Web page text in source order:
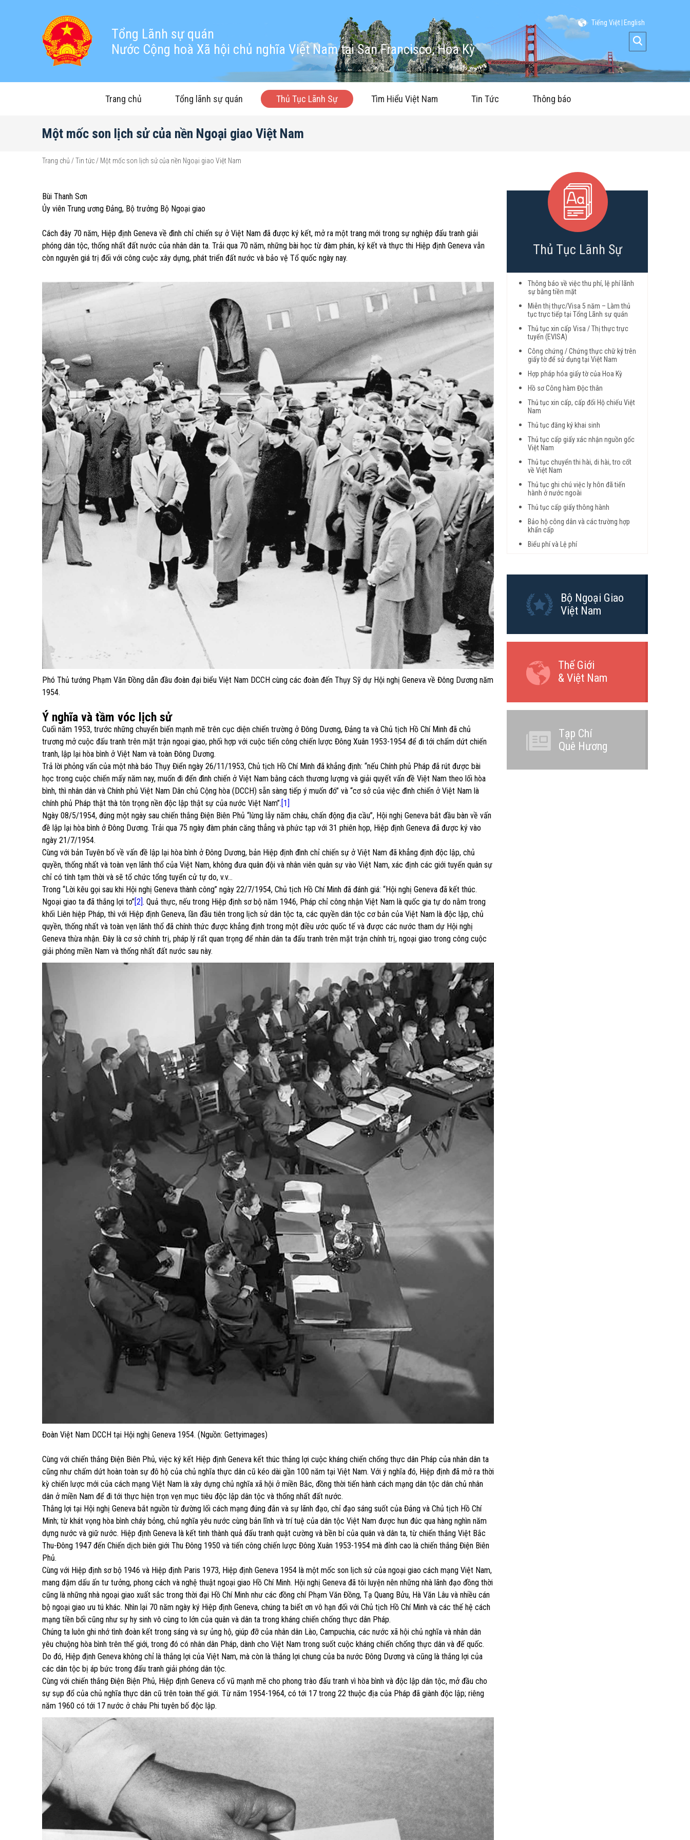
Tổng Lãnh sự quán
Nước Cộng hoà Xã hội chủ nghĩa Việt Nam tại San Francisco, Hoa Kỳ
Tiếng Việt English
Trang chủ Tổng lãnh sự quán Thủ Tục Lãnh Sự Tìm Hiểu Việt Nam Tin Tức Thông báo
Một mốc son lịch sử của nền Ngoại giao Việt Nam
Trang chủ /Tin tức / Một mốc son lịch sử của nền Ngoại giao Việt Nam
Bùi Thanh Sơn
Ủy viên Trung ương Đảng, Bộ trưởng Bộ Ngoại giao
Cách đây 70 năm, Hiệp định Geneva về đình chỉ chiến sự ở Việt Nam đã được ký kết, mở ra một trang mới trong sự nghiệp đấu tranh giải
phóng dân tộc, thống nhất đất nước của nhân dân ta. Trải qua 70 năm, những bài học từ đàm phán, ký kết và thực thi Hiệp định Geneva vẫn
còn nguyên giá trị đối với công cuộc xây dựng, phát triển đất nước và bảo vệ Tổ quốc ngày nay.
Phó Thủ tướng Phạm Văn Đồng dẫn đầu đoàn đại biểu Việt Nam DCCH cùng các đoàn đến Thụy Sỹ dự Hội nghị Geneva về Đông Dương năm
1954.
Ý nghĩa và tầm vóc lịch sử
Cuối năm 1953, trước những chuyển biến mạnh mẽ trên cục diện chiến trường ở Đông Dương, Đảng ta và Chủ tịch Hồ Chí Minh đã chủ
trương mở cuộc đấu tranh trên mặt trận ngoại giao, phối hợp với cuộc tiến công chiến lược Đông Xuân 1953-1954 để đi tới chấm dứt chiến
tranh, lập lại hòa bình ở Việt Nam và toàn Đông Dương.
Trả lời phỏng vấn của một nhà báo Thụy Điển ngày 26/11/1953, Chủ tịch Hồ Chí Minh đã khẳng định: “nếu Chính phủ Pháp đã rút được bài
học trong cuộc chiến mấy năm nay, muốn đi đến đình chiến ở Việt Nam bằng cách thương lượng và giải quyết vấn đề Việt Nam theo lối hòa
bình, thì nhân dân và Chính phủ Việt Nam Dân chủ Cộng hòa (DCCH) sẵn sàng tiếp ý muốn đó” và “cơ sở của việc đình chiến ở Việt Nam là
chính phủ Pháp thật thà tôn trọng nền độc lập thật sự của nước Việt Nam”. [1]
Ngày 08/5/1954, đúng một ngày sau chiến thắng Điện Biên Phủ “lừng lẫy năm châu, chấn động địa cầu”, Hội nghị Geneva bắt đầu bàn về vấn
đề lập lại hòa bình ở Đông Dương. Trải qua 75 ngày đàm phán căng thẳng và phức tạp với 31 phiên họp, Hiệp định Geneva đã được ký vào
ngày 21/7/1954.
Cùng với bản Tuyên bố về vấn đề lập lại hòa bình ở Đông Dương, bản Hiệp định đình chỉ chiến sự ở Việt Nam đã khẳng định độc lập, chủ
quyền, thống nhất và toàn vẹn lãnh thổ của Việt Nam, không đưa quân đội và nhân viên quân sự vào Việt Nam, xác định các giới tuyến quân sự
chỉ có tính tạm thời và sẽ tổ chức tổng tuyển cử tự do, v.v…
Trong “Lời kêu gọi sau khi Hội nghị Geneva thành công” ngày 22/7/1954, Chủ tịch Hồ Chí Minh đã đánh giá: “Hội nghị Geneva đã kết thúc.
Ngoại giao ta đã thắng lợi to” [2] . Quả thực, nếu trong Hiệp định sơ bộ năm 1946, Pháp chỉ công nhận Việt Nam là quốc gia tự do nằm trong
khối Liên hiệp Pháp, thì với Hiệp định Geneva, lần đầu tiên trong lịch sử dân tộc ta, các quyền dân tộc cơ bản của Việt Nam là độc lập, chủ
quyền, thống nhất và toàn vẹn lãnh thổ đã chính thức được khẳng định trong một điều ước quốc tế và được các nước tham dự Hội nghị
Geneva thừa nhận. Đây là cơ sở chính trị, pháp lý rất quan trọng để nhân dân ta đấu tranh trên mặt trận chính trị, ngoại giao trong công cuộc
giải phóng miền Nam và thống nhất đất nước sau này.
Đoàn Việt Nam DCCH tại Hội nghị Geneva 1954. (Nguồn: Gettyimages)
Cùng với chiến thắng Điện Biên Phủ, việc ký kết Hiệp định Geneva kết thúc thắng lợi cuộc kháng chiến chống thực dân Pháp của nhân dân ta
cũng như chấm dứt hoàn toàn sự đô hộ của chủ nghĩa thực dân cũ kéo dài gần 100 năm tại Việt Nam. Với ý nghĩa đó, Hiệp định đã mở ra thời
kỳ chiến lược mới của cách mạng Việt Nam là xây dựng chủ nghĩa xã hội ở miền Bắc, đồng thời tiến hành cách mạng dân tộc dân chủ nhân
dân ở miền Nam để đi tới thực hiện trọn vẹn mục tiêu độc lập dân tộc và thống nhất đất nước.
Thắng lợi tại Hội nghị Geneva bắt nguồn từ đường lối cách mạng đúng đắn và sự lãnh đạo, chỉ đạo sáng suốt của Đảng và Chủ tịch Hồ Chí
Minh; từ khát vọng hòa bình cháy bỏng, chủ nghĩa yêu nước cùng bản lĩnh và trí tuệ của dân tộc Việt Nam được hun đúc qua hàng nghìn năm
dựng nước và giữ nước. Hiệp định Geneva là kết tinh thành quả đấu tranh quật cường và bền bỉ của quân và dân ta, từ chiến thắng Việt Bắc
Thu-Đông 1947 đến Chiến dịch biên giới Thu Đông 1950 và tiến công chiến lược Đông Xuân 1953-1954 mà đỉnh cao là chiến thắng Điện Biên
Phủ.
Cùng với Hiệp định sơ bộ 1946 và Hiệp định Paris 1973, Hiệp định Geneva 1954 là một mốc son lịch sử của ngoại giao cách mạng Việt Nam,
mang đậm dấu ấn tư tưởng, phong cách và nghệ thuật ngoại giao Hồ Chí Minh. Hội nghị Geneva đã tôi luyện nên những nhà lãnh đạo đồng thời
cũng là những nhà ngoại giao xuất sắc trong thời đại Hồ Chí Minh như các đồng chí Phạm Văn Đồng, Tạ Quang Bửu, Hà Văn Lâu và nhiều cán
bộ ngoại giao ưu tú khác. Nhìn lại 70 năm ngày ký Hiệp định Geneva, chúng ta biết ơn vô hạn đối với Chủ tịch Hồ Chí Minh và các thế hệ cách
mạng tiền bối cũng như sự hy sinh vô cùng to lớn của quân và dân ta trong kháng chiến chống thực dân Pháp.
Chúng ta luôn ghi nhớ tình đoàn kết trong sáng và sự ủng hộ, giúp đỡ của nhân dân Lào, Campuchia, các nước xã hội chủ nghĩa và nhân dân
yêu chuộng hòa bình trên thế giới, trong đó có nhân dân Pháp, dành cho Việt Nam trong suốt cuộc kháng chiến chống thực dân và đế quốc.
Do đó, Hiệp định Geneva không chỉ là thắng lợi của Việt Nam, mà còn là thắng lợi chung của ba nước Đông Dương và cũng là thắng lợi của
các dân tộc bị áp bức trong đấu tranh giải phóng dân tộc.
Cùng với chiến thắng Điện Biện Phủ, Hiệp định Geneva cổ vũ mạnh mẽ cho phong trào đấu tranh vì hòa bình và độc lập dân tộc, mở đầu cho
sự sụp đổ của chủ nghĩa thực dân cũ trên toàn thế giới. Từ năm 1954-1964, có tới 17 trong 22 thuộc địa của Pháp đã giành độc lập; riêng
năm 1960 có tới 17 nước ở châu Phi tuyên bố độc lập.
Thủ Tục Lãnh Sự
Thông báo về việc thu phí, lệ phí lãnh
sự bằng tiền mặt
Miễn thị thực/Visa 5 năm – Làm thủ
tục trực tiếp tại Tổng Lãnh sự quán
Thủ tục xin cấp Visa / Thị thực trực
tuyến (EVISA)
Công chứng / Chứng thực chữ ký trên
giấy tờ để sử dụng tại Việt Nam
Hợp pháp hóa giấy tờ của Hoa Kỳ
Hồ sơ Công hàm Độc thân
Thủ tục xin cấp, cấp đổi Hộ chiếu Việt
Nam
Thủ tục đăng ký khai sinh
Thủ tục cấp giấy xác nhận nguồn gốc
Việt Nam
Thủ tục chuyển thi hài, di hài, tro cốt
về Việt Nam
Thủ tục ghi chú việc ly hôn đã tiến
hành ở nước ngoài
Thủ tục cấp giấy thông hành
Bảo hộ công dân và các trường hợp
khẩn cấp
Biểu phí và Lệ phí
Bộ Ngoại Giao
Việt Nam
Thế Giới
& Việt Nam
Tạp Chí
Quê Hương